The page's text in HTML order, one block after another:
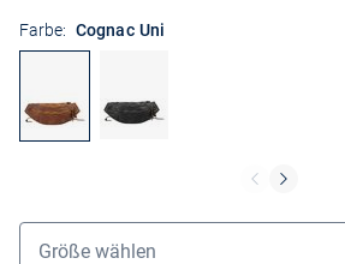
Farbe: Cognac Uni
Grössenauswahl
Größe wählen